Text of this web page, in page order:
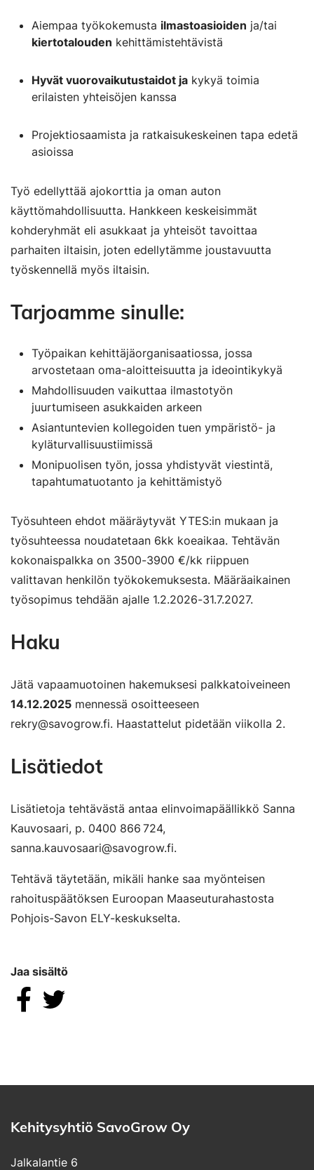
Aiempaa työkokemusta ilmastoasioiden ja/tai
kiertotalouden kehittämistehtävistä
Hyvät vuorovaikutustaidot ja kykyä toimia
erilaisten yhteisöjen kanssa
Projektiosaamista ja ratkaisukeskeinen tapa edetä
asioissa
Työ edellyttää ajokorttia ja oman auton
käyttömahdollisuutta. Hankkeen keskeisimmät
kohderyhmät eli asukkaat ja yhteisöt tavoittaa
parhaiten iltaisin, joten edellytämme joustavuutta
työskennellä myös iltaisin.
Tarjoamme sinulle:
Työpaikan kehittäjäorganisaatiossa, jossa
arvostetaan oma-aloitteisuutta ja ideointikykyä
Mahdollisuuden vaikuttaa ilmastotyön
juurtumiseen asukkaiden arkeen
Asiantuntevien kollegoiden tuen ympäristö- ja
kyläturvallisuustiimissä
Monipuolisen työn, jossa yhdistyvät viestintä,
tapahtumatuotanto ja kehittämistyö
Työsuhteen ehdot määräytyvät YTES:in mukaan ja
työsuhteessa noudatetaan 6kk koeaikaa. Tehtävän
kokonaispalkka on 3500-3900 €/kk riippuen
valittavan henkilön työkokemuksesta. Määräaikainen
työsopimus tehdään ajalle 1.2.2026-31.7.2027.
Haku
Jätä vapaamuotoinen hakemuksesi palkkatoiveineen
14.12.2025 mennessä osoitteeseen
rekry@savogrow.fi. Haastattelut pidetään viikolla 2.
Lisätiedot
Lisätietoja tehtävästä antaa elinvoimapäällikkö Sanna
Kauvosaari, p. 0400 866 724,
sanna.kauvosaari@savogrow.fi.
Tehtävä täytetään, mikäli hanke saa myönteisen
rahoituspäätöksen Euroopan Maaseuturahastosta
Pohjois-Savon ELY-keskukselta.
Jaa sisältö
Jaa Facebookissa
Jaa Twitterissä
Kehitysyhtiö SavoGrow Oy
Jalkalantie 6